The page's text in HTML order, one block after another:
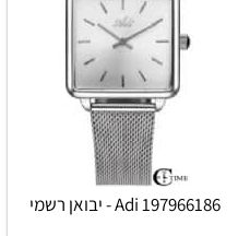
Adi 197966186 - יבואן רשמי